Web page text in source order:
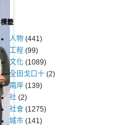
標籤
人物 (441)
工程 (99)
文化 (1089)
全田戈口十 (2)
兩岸 (139)
社 (2)
社會 (1275)
城巿 (141)